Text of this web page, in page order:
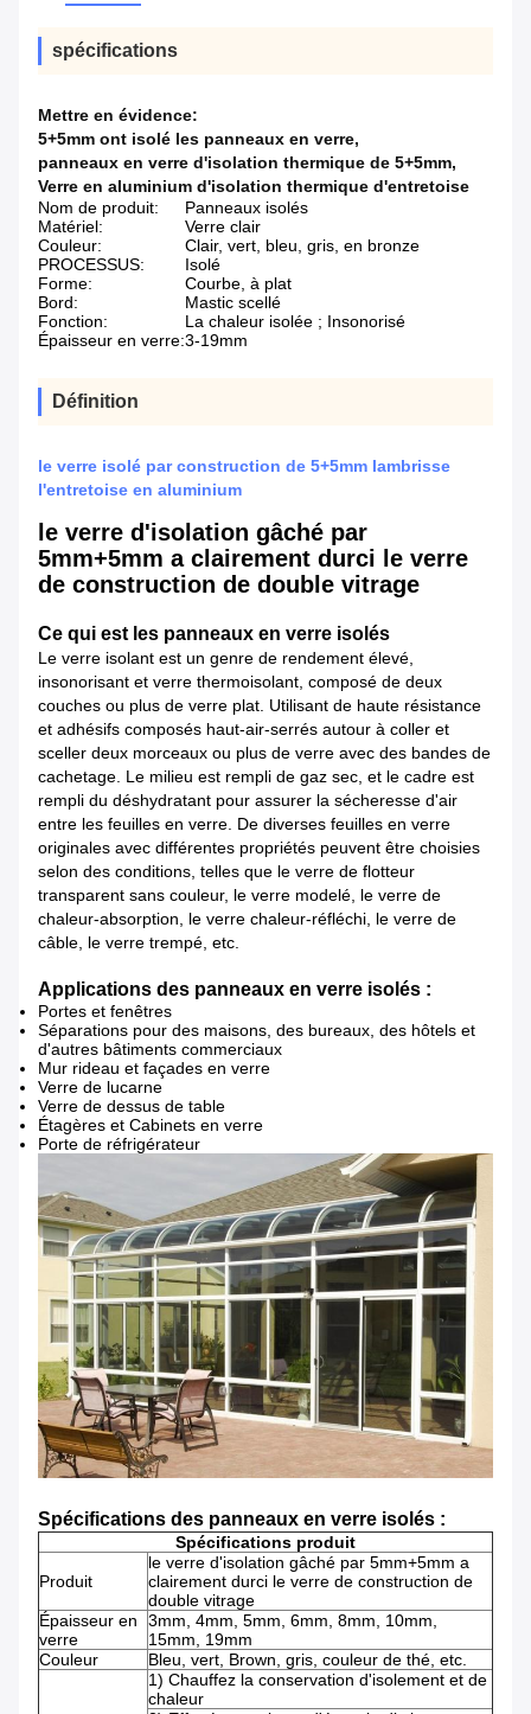
spécifications
Mettre en évidence:
5+5mm ont isolé les panneaux en verre,
panneaux en verre d'isolation thermique de 5+5mm,
Verre en aluminium d'isolation thermique d'entretoise
Nom de produit:
Panneaux isolés
Matériel:
Verre clair
Couleur:
Clair, vert, bleu, gris, en bronze
PROCESSUS:
Isolé
Forme:
Courbe, à plat
Bord:
Mastic scellé
Fonction:
La chaleur isolée ; Insonorisé
Épaisseur en verre:3-19mm
Définition
le verre isolé par construction de 5+5mm lambrisse
l'entretoise en aluminium
le verre d'isolation gâché par
5mm+5mm a clairement durci le verre
de construction de double vitrage
Ce qui est les panneaux en verre isolés
Le verre isolant est un genre de rendement élevé,
insonorisant et verre thermoisolant, composé de deux
couches ou plus de verre plat. Utilisant de haute résistance
et adhésifs composés haut-air-serrés autour à coller et
sceller deux morceaux ou plus de verre avec des bandes de
cachetage. Le milieu est rempli de gaz sec, et le cadre est
rempli du déshydratant pour assurer la sécheresse d'air
entre les feuilles en verre. De diverses feuilles en verre
originales avec différentes propriétés peuvent être choisies
selon des conditions, telles que le verre de flotteur
transparent sans couleur, le verre modelé, le verre de
chaleur-absorption, le verre chaleur-réfléchi, le verre de
câble, le verre trempé, etc.
Applications des panneaux en verre isolés :
Portes et fenêtres
Séparations pour des maisons, des bureaux, des hôtels et
d'autres bâtiments commerciaux
Mur rideau et façades en verre
Verre de lucarne
Verre de dessus de table
Étagères et Cabinets en verre
Porte de réfrigérateur
Spécifications des panneaux en verre isolés :
Spécifications produit
Produit
le verre d'isolation gâché par 5mm+5mm a
clairement durci le verre de construction de
double vitrage
Épaisseur en
verre
3mm, 4mm, 5mm, 6mm, 8mm, 10mm,
15mm, 19mm
Couleur
Bleu, vert, Brown, gris, couleur de thé, etc.
1) Chauffez la conservation d'isolement et de
chaleur